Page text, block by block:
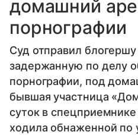
домашний
порнографии
Суд отправил
задержанную по делу
порнографии, под
бывшая участница
суток в спецприемнике
ходила обнаженной по